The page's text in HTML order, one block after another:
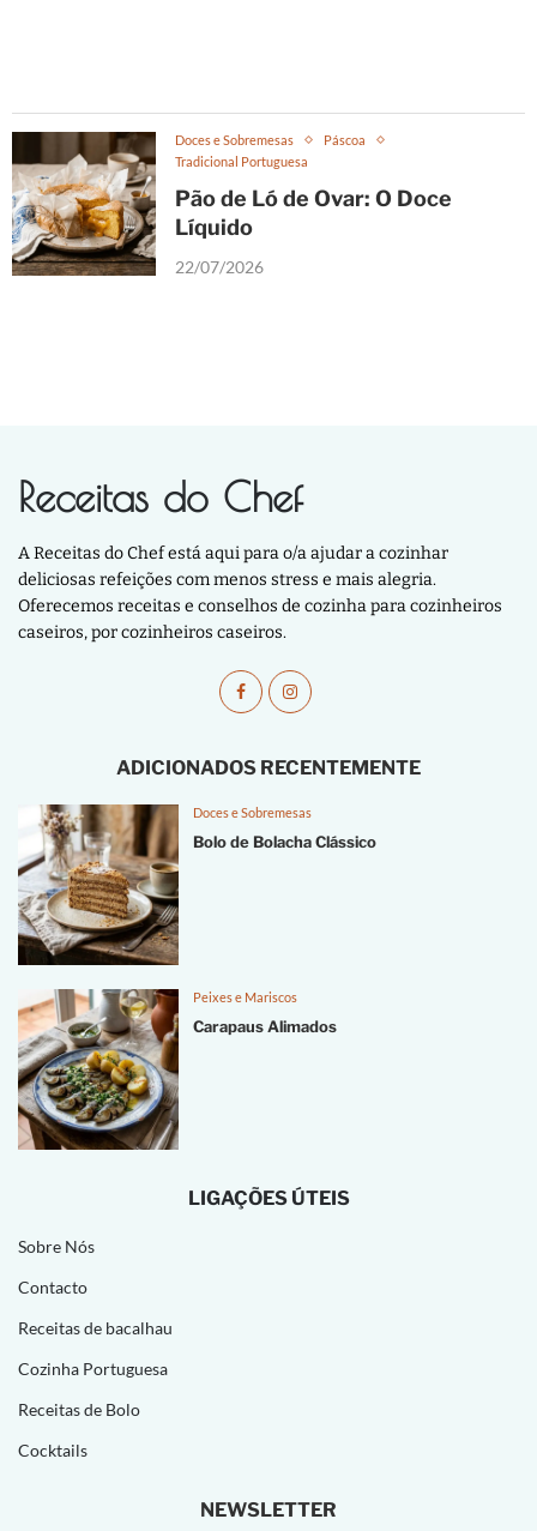
Doces e Sobremesas
Páscoa
Tradicional Portuguesa
Pão de Ló de Ovar: O Doce
Líquido
22/07/2026
Receitas do Chef
A Receitas do Chef está aqui para o/a ajudar a cozinhar
deliciosas refeições com menos stress e mais alegria.
Oferecemos receitas e conselhos de cozinha para cozinheiros
caseiros, por cozinheiros caseiros.
ADICIONADOS RECENTEMENTE
Doces e Sobremesas
Bolo de Bolacha Clássico
Peixes e Mariscos
Carapaus Alimados
LIGAÇÕES ÚTEIS
Sobre Nós
Contacto
Receitas de bacalhau
Cozinha Portuguesa
Receitas de Bolo
Cocktails
NEWSLETTER